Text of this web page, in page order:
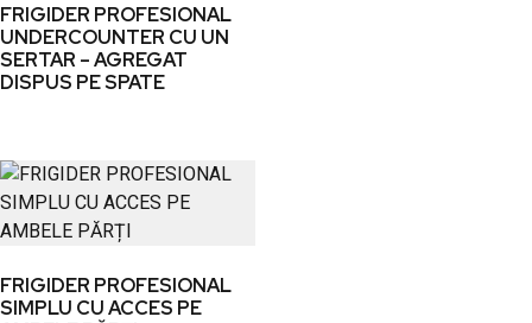
FRIGIDER PROFESIONAL
UNDERCOUNTER CU UN
SERTAR – AGREGAT
DISPUS PE SPATE
FRIGIDER PROFESIONAL
SIMPLU CU ACCES PE